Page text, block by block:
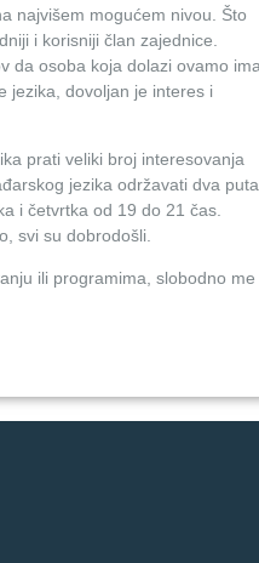
najvišem mogućem nivou. Što
i korisniji član zajednice.
da osoba koja dolazi ovamo
jezika, dovoljan je interes i
veliki broj interesovanja
jezika održavati dva puta
i četvrtka od 19 do 21 čas.
svi su dobrodošli.
ili programima, slobodno me